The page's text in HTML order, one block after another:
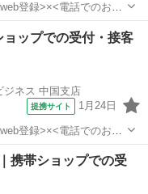
登録>×<電話でのお仕
基本情報を入力したら
ダー、事務のお仕事も
ップでの受付・接客
ジネス 中国支店
提携サイト 1月24日
登録>×<電話でのお仕
基本情報を入力したら
ダー、事務のお仕事も
携帯ショップでの受